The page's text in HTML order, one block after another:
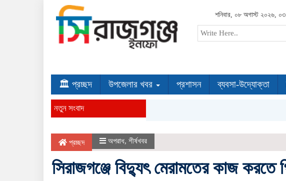
শনিবার, ০৮ অগাস্ট ২০২৬,
🏛 প্রচ্ছদ উপজেলার খবর প্রশাসন ব্যবসা-উদ্যোক্তা
নতুন সংবাদ
প্রচ্ছদ অপরাধ, শীর্ষখবর
সিরাজগঞ্জে বিদ্যুৎ মেরামতের কাজ করতে